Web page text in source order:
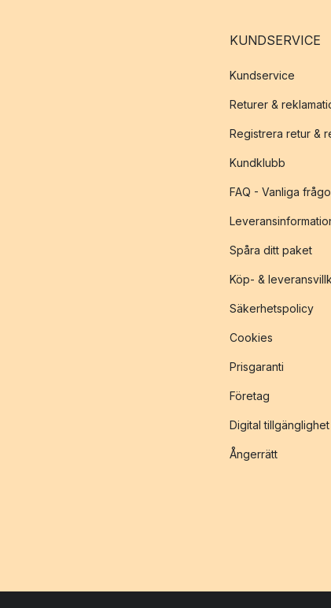
KUNDSERVICE
Kundservice
Returer &
Registrera retur &
Kundklubb
FAQ - Vanliga
Spåra ditt paket
Köp- &
Säkerhetspolicy
Cookies
Prisgaranti
Företag
Digital tillgänglighet
Ångerrätt